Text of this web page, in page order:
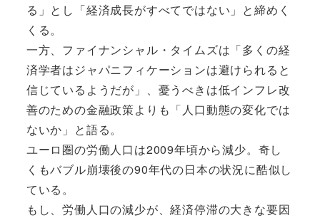
る」とし「経済成長がすべてではない」と締めく
くる。
一方、ファイナンシャル・タイムズは「多くの経
済学者はジャパニフィケーションは避けられると
信じているようだが」、憂うべきは低インフレ改
善のための金融政策よりも「人口動態の変化では
ないか」と語る。
ユーロ圏の労働人口は2009年頃から減少。奇し
くもバブル崩壊後の90年代の日本の状況に酷似し
ている。
もし、労働人口の減少が、経済停滞の大きな要因